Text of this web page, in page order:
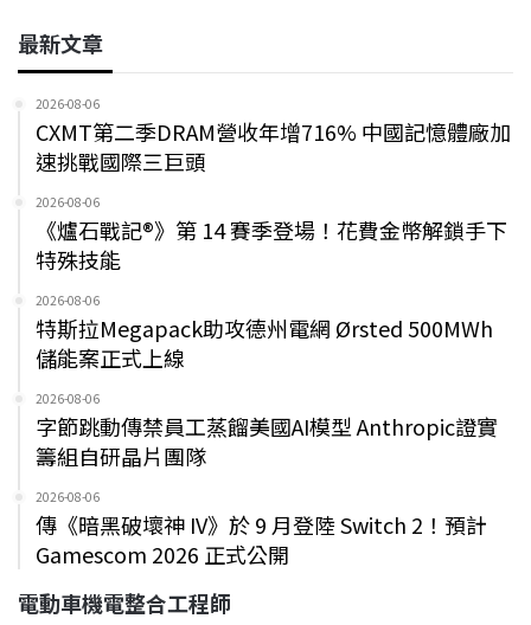
最新文章
2026-08-06
CXMT第二季DRAM營收年增716% 中國記憶體廠加
速挑戰國際三巨頭
2026-08-06
《爐石戰記®》第 14 賽季登場！花費金幣解鎖手下
特殊技能
2026-08-06
特斯拉Megapack助攻德州電網 Ørsted 500MWh
儲能案正式上線
2026-08-06
字節跳動傳禁員工蒸餾美國AI模型 Anthropic證實
籌組自研晶片團隊
2026-08-06
傳《暗黑破壞神 IV》於 9 月登陸 Switch 2！預計
Gamescom 2026 正式公開
電動車機電整合工程師